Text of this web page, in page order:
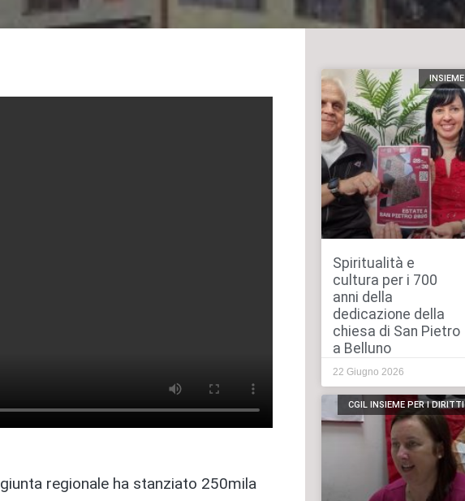
regionale ha stanziato 250mila
INSIEME
Spiritualità e
cultura per i 700
anni della
dedicazione della
chiesa di San Pietro
a Belluno
22 Giugno 2026
CGIL INSIEME PER I DIRITTI